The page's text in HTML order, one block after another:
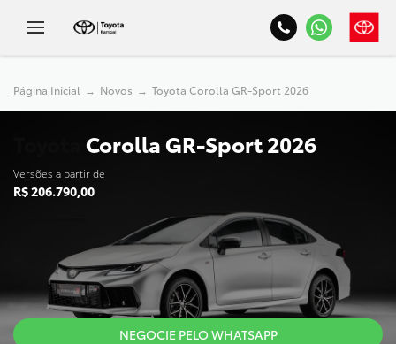
Página Inicial Novos Toyota Corolla GR-Sport 2026
Corolla GR-Sport 2026
Versões a partir de
R$ 206.790,00
NEGOCIE PELO WHATSAPP